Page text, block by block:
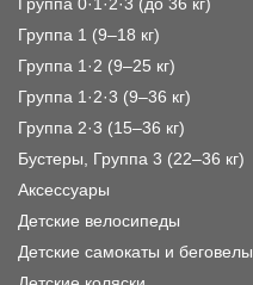
Группа 0·1·2·3 (до 36 кг)
Группа 1 (9–18 кг)
Группа 1·2 (9–25 кг)
Группа 1·2·3 (9–36 кг)
Группа 2·3 (15–36 кг)
Бустеры, Группа 3 (22–36 кг)
Аксессуары
Детские велосипеды
Детские самокаты и беговелы